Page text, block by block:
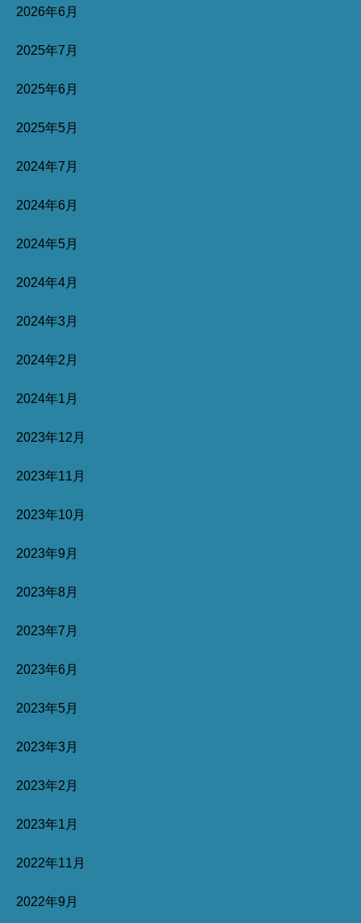
2026年6月
2025年7月
2025年6月
2025年5月
2024年7月
2024年6月
2024年5月
2024年4月
2024年3月
2024年2月
2024年1月
2023年12月
2023年11月
2023年10月
2023年9月
2023年8月
2023年7月
2023年6月
2023年5月
2023年3月
2023年2月
2023年1月
2022年11月
2022年9月